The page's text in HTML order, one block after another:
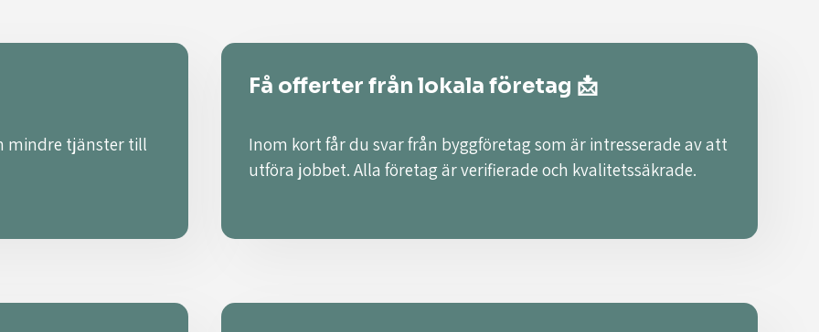
mindre tjänster till
Få offerter från lokala företag 📩
Inom kort får du svar från byggföretag som är intresserade av att
utföra jobbet. Alla företag är verifierade och kvalitetssäkrade.